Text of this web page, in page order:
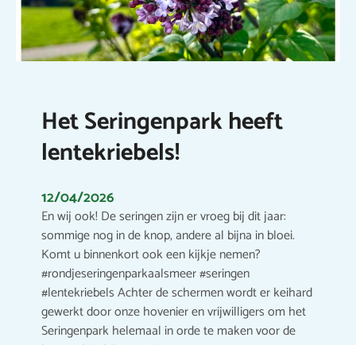
Het Seringenpark heeft
lentekriebels!
12/04/2026
En wij ook! De seringen zijn er vroeg bij dit jaar:
sommige nog in de knop, andere al bijna in bloei.
Komt u binnenkort ook een kijkje nemen?
#rondjeseringenparkaalsmeer #seringen
#lentekriebels Achter de schermen wordt er keihard
gewerkt door onze hovenier en vrijwilligers om het
Seringenpark helemaal in orde te maken voor de